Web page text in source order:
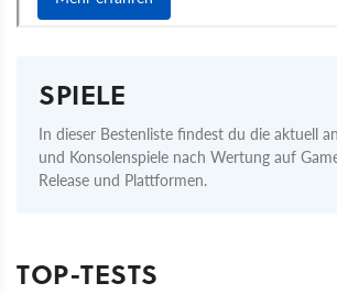
SPIELE
In dieser Bestenliste findest du die aktuell
und Konsolenspiele nach Wertung auf
Release und Plattformen.
TOP-TESTS